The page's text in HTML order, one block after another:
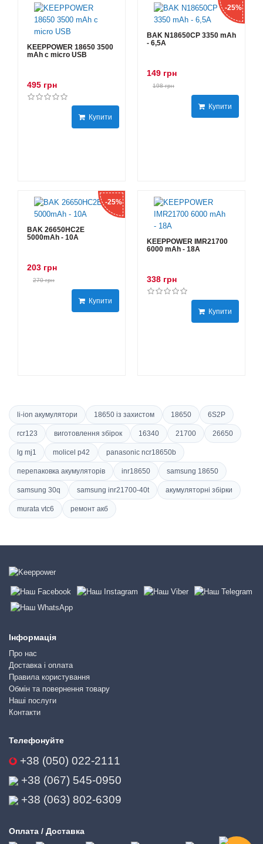
KEEPPOWER 18650 3500
mAh с micro USB
495 грн
Купити
-25%
BAK N18650CP 3350 mAh
- 6,5А
149 грн
198 грн
Купити
-25%
BAK 26650HC2E
5000mAh - 10А
203 грн
270 грн
Купити
KEEPPOWER IMR21700
6000 mAh - 18А
338 грн
Купити
li-ion акумулятори 18650 із захистом 18650 6S2P
rcr123 виготовлення збірок 16340 21700 26650
lg mj1 molicel p42 panasonic ncr18650b
перепаковка акумуляторів inr18650 samsung 18650
samsung 30q samsung inr21700-40t акумуляторні збірки
murata vtc6 ремонт акб
Інформація
Про нас
Доставка і оплата
Правила користування
Обмін та повернення товару
Наші послуги
Контакти
Телефонуйте
+38 (050) 022-2111
+38 (067) 545-0950
+38 (063) 802-6309
Оплата / Доставка